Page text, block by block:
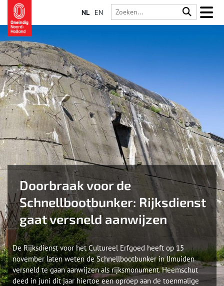
NL EN
Doorbraak voor de
Schnellbootbunker: Rijksdienst
gaat versneld aanwijzen
De Rijksdienst voor het Cultureel Erfgoed heeft op 15
november laten weten de Schnellbootbunker in IJmuiden
versneld te gaan aanwijzen als rijksmonument. Heemschut
deed in juni dit jaar hiertoe een oproep aan de toenmalige